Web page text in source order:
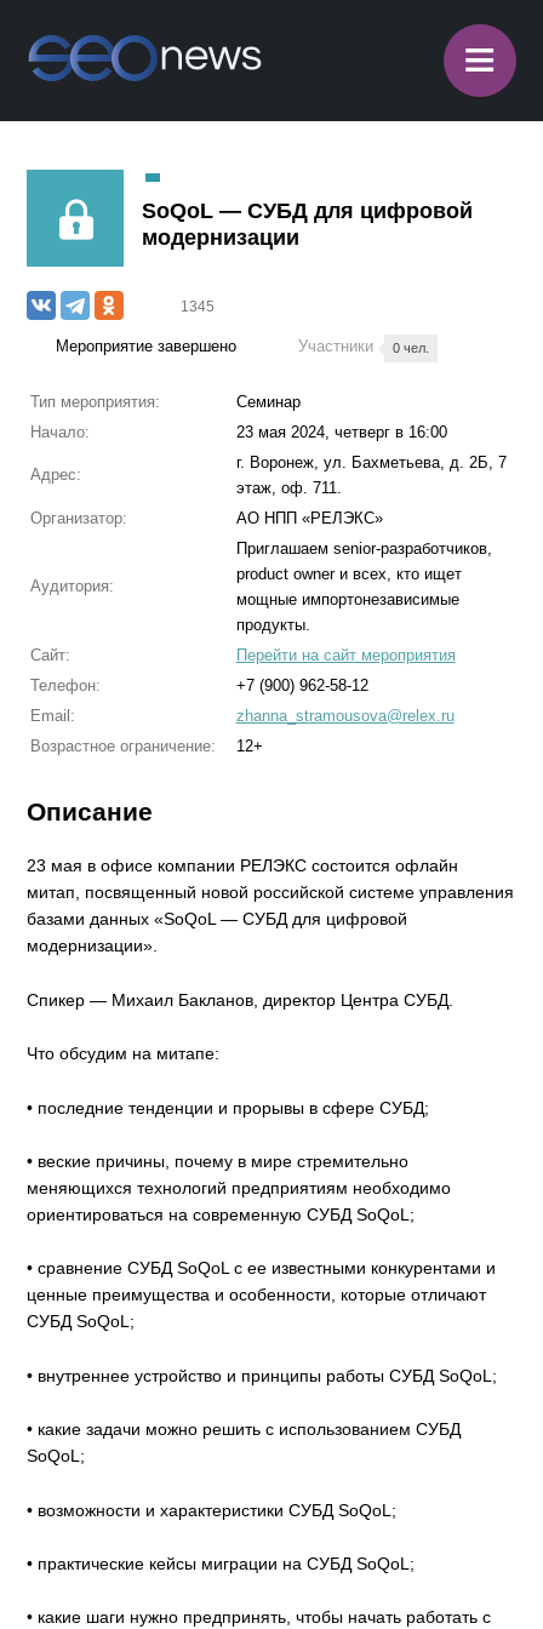
≡
SoQoL — СУБД для цифровой
модернизации
1345
Мероприятие завершено Участники 0 чел.
Тип мероприятия:
Семинар
Начало:
23 мая 2024, четверг в 16:00
Адрес:
г. Воронеж, ул. Бахметьева, д. 2Б, 7
этаж, оф. 711.
Организатор:
АО НПП «РЕЛЭКС»
Аудитория:
Приглашаем senior-разработчиков,
product owner и всех, кто ищет
мощные импортонезависимые
продукты.
Сайт:
Перейти на сайт мероприятия
Телефон:
+7 (900) 962-58-12
Email:
zhanna_stramousova@relex.ru
Возрастное ограничение:
12+
Описание
23 мая в офисе компании РЕЛЭКС состоится офлайн
митап, посвященный новой российской системе управления
базами данных «SoQoL — СУБД для цифровой
модернизации».
Спикер — Михаил Бакланов, директор Центра СУБД.
Что обсудим на митапе:
• последние тенденции и прорывы в сфере СУБД;
• веские причины, почему в мире стремительно
меняющихся технологий предприятиям необходимо
ориентироваться на современную СУБД SoQoL;
• сравнение СУБД SoQoL с ее известными конкурентами и
ценные преимущества и особенности, которые отличают
СУБД SoQoL;
• внутреннее устройство и принципы работы СУБД SoQoL;
• какие задачи можно решить с использованием СУБД
SoQoL;
• возможности и характеристики СУБД SoQoL;
• практические кейсы миграции на СУБД SoQoL;
• какие шаги нужно предпринять, чтобы начать работать с